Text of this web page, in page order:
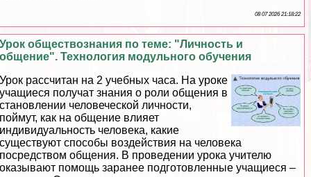
08 07 2026 21:18:22
Урок обществознания по теме: "Личность и
общение". Технология модульного обучения
Урок рассчитан на 2 учебных часа. На уроке
учащиеся получат знания о роли общения в
становлении человеческой личности,
поймут, как на общение влияет
индивидуальность человека, какие
существуют способы воздействия на человека
посредством общения. В проведении урока учителю
оказывают помощь заранее подготовленные учащиеся –